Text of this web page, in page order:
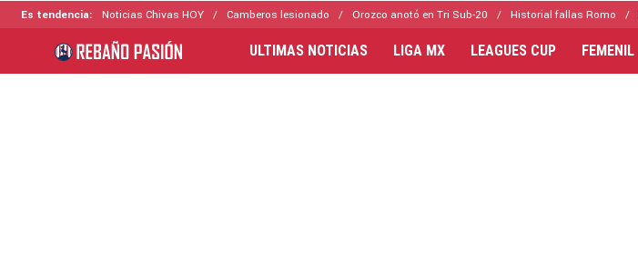
Es tendencia: Noticias Chivas HOY Camberos lesionado Orozco anotó en Tri Sub-20 Historial fallas Romo
ULTIMAS NOTICIAS LIGA MX LEAGUES CUP FEMENIL